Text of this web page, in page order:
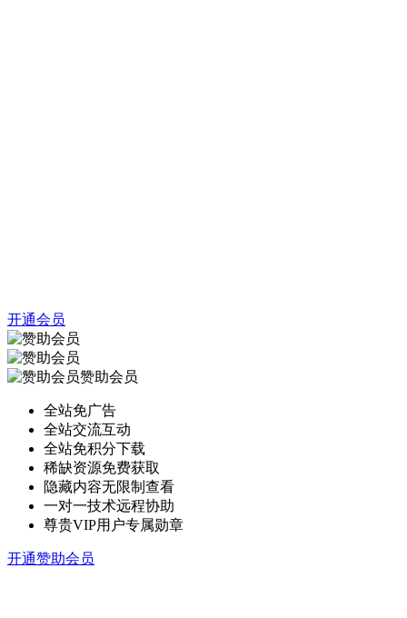
开通会员
赞助会员
全站免广告
全站交流互动
全站免积分下载
稀缺资源免费获取
隐藏内容无限制查看
一对一技术远程协助
尊贵VIP用户专属勋章
开通赞助会员